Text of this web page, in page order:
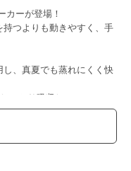
カーが登場！
つよりも動きやすく、手
、真夏でも蒸れにくく快
っかり吸収し、
感を軽減します。
る、暑さ対策に配慮した